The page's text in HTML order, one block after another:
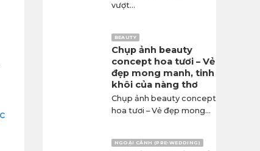
vượt...
BEAUTY
Chụp ảnh beauty
concept hoa tươi – Vẻ
đẹp mong manh, tinh
khôi của nàng thơ
Chụp ảnh beauty concept
hoa tươi – Vẻ đẹp mong...
NGOẠI CẢNH (PRE-WEDDING)